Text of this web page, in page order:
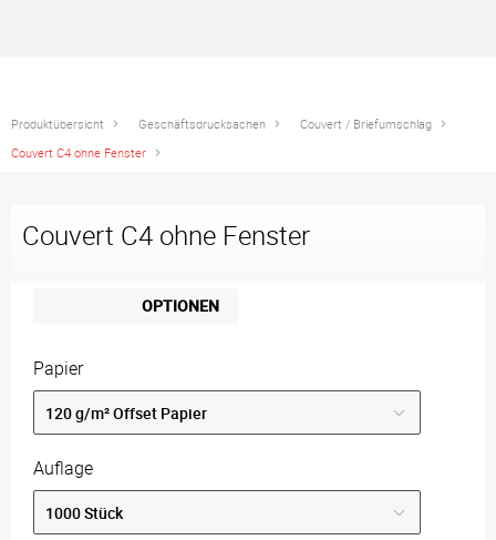
Produktübersicht Geschäftsdrucksachen
Couvert / Briefumschlag
Couvert C4 ohne Fenster
Couvert C4 ohne Fenster
OPTIONEN
Papier
Auflage